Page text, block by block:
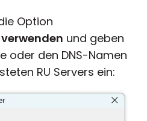
Option
und geben
oder den DNS-Namen
RU Servers ein: